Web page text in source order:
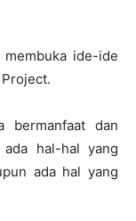
ide-ide
bermanfaat dan
hal-hal yang
ada hal yang